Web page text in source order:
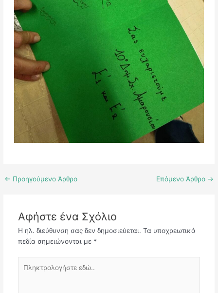
← Προηγούμενο Άρθρο Επόμενο Άρθρο →
Αφήστε ένα Σχόλιο
Η ηλ. διεύθυνση σας δεν δημοσιεύεται. Τα υποχρεωτικά
πεδία σημειώνονται με *
εδώ..